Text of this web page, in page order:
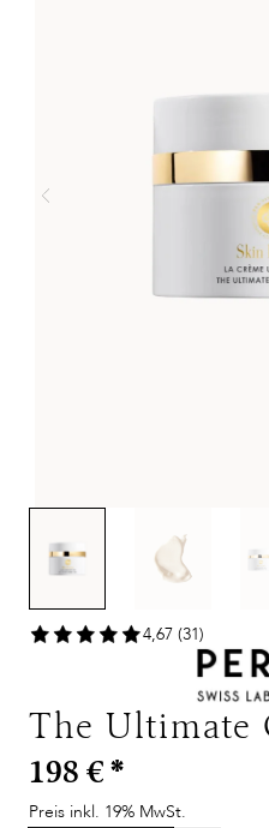
4,67 (31)
The Ultimate
198 € *
Preis inkl. 19% MwSt.